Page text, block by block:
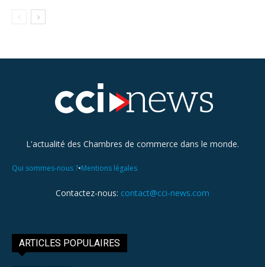
L'actualité des Chambres de commerce dans le monde.
Qui sommes-nous ?•Mentions légales
Contactez-nous: contact@cci-news.com
ARTICLES POPULAIRES